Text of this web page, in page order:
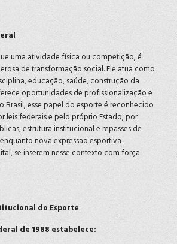
uma atividade física ou competição, é
de transformação social. Ele atua como
educação, saúde, construção da
oportunidades de profissionalização e
Brasil, esse papel do esporte é reconhecido
leis federais e pelo próprio Estado, por
estrutura institucional e repasses de
nova expressão esportiva
se inserem nesse contexto com força
do Esporte
de 1988 estabelece: